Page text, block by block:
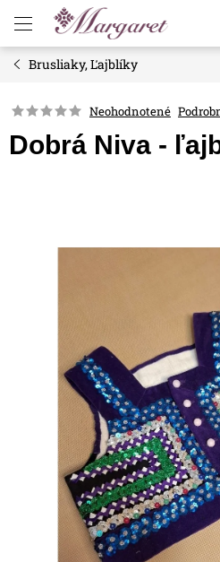
obsah
Brusliaky, Ľajblíky
Neohodnotené
Dobrá Niva -